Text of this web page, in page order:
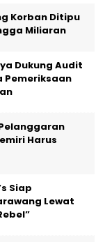
Korban Ditipu
Miliaran
Dukung Audit
Pemeriksaan
Harus
Siap
Lewat